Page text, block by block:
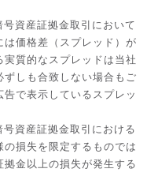
資産証拠金取引において
価格差（スプレッド）が
質的なスプレッドは当社
しも合致しない場合もご
で表示しているスプレッ
資産証拠金取引における
損失を限定するものでは
金以上の損失が発生する